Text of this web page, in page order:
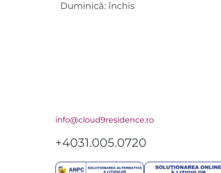
Duminică: închis
info@cloud9residence.ro
+4031.005.0720